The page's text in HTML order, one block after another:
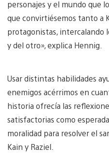
personajes y el mundo que
que convirtiésemos tanto a
protagonistas, intercalando
y del otro», explica Hennig.
Usar distintas habilidades
enemigos acérrimos en
historia ofrecía las
satisfactorias como
moralidad para resolver el
Kain y Raziel.